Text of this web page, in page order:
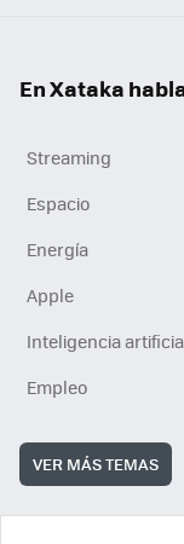
En Xataka
Streaming
Espacio
Energía
Apple
Inteligencia
Empleo
VER MÁS TEMAS